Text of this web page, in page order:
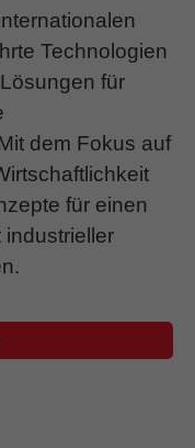
Technologien
für
dem Fokus auf
für einen
industrieller